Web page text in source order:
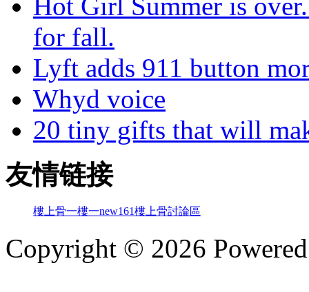
for fall.
Lyft adds 911 button
Whyd voice
20 tiny gifts that will
友情链接
樓上骨一樓一new161樓上骨討論區
Copyright © 2026